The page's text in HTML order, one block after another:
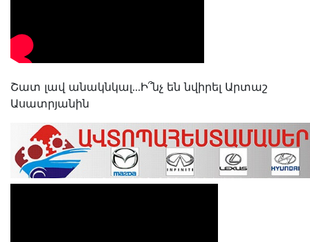
Շատ լավ անակնկալ․․․Ի՞նչ են նվիրել Արտաշ
Ասատրյանին